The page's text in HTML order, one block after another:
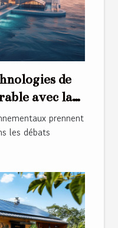
de
avec la
de merprennent
les débats